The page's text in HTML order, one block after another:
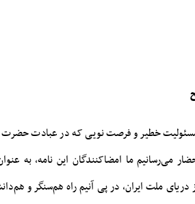
خطیر و فرصت نویی که در عبادت حضرت
می‌رسانیم ما امضاکنندگان این نامه، به
دریای ملت ایران، در پی آنیم راه هم‌سنگر و